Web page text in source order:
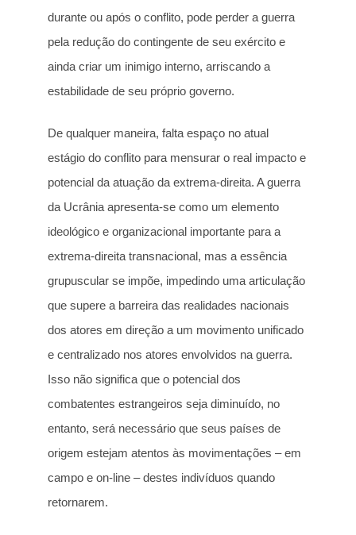
durante ou após o conflito, pode perder a guerra
pela redução do contingente de seu exército e
ainda criar um inimigo interno, arriscando a
estabilidade de seu próprio governo.
De qualquer maneira, falta espaço no atual
estágio do conflito para mensurar o real impacto e
potencial da atuação da extrema-direita. A guerra
da Ucrânia apresenta-se como um elemento
ideológico e organizacional importante para a
extrema-direita transnacional, mas a essência
grupuscular se impõe, impedindo uma articulação
que supere a barreira das realidades nacionais
dos atores em direção a um movimento unificado
e centralizado nos atores envolvidos na guerra.
Isso não significa que o potencial dos
combatentes estrangeiros seja diminuído, no
entanto, será necessário que seus países de
origem estejam atentos às movimentações – em
campo e on-line – destes indivíduos quando
retornarem.